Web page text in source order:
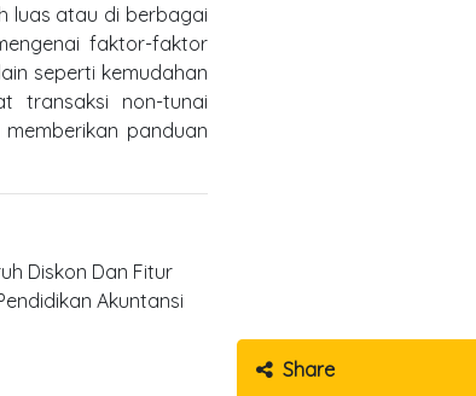
luas atau di berbagai
faktor-faktor
seperti kemudahan
transaksi non-tunai
panduan
Diskon Dan Fitur
Akuntansi
Share